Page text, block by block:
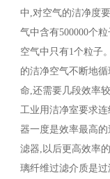
中,对空气的洁净度
气中含有500000个
空气中只有1个粒子
的洁净空气不断地
命,还需要几段效率
工业用洁净室要求
器一度是效率最高
滤器,以后更高效率
璃纤维过滤介质是